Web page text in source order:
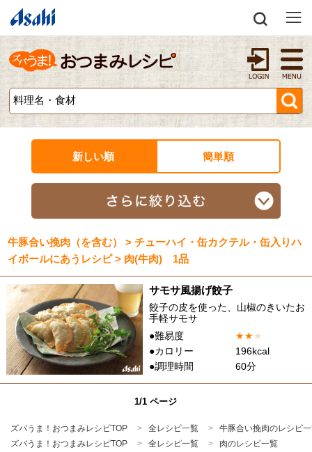
新しい順 簡単順
牛豚合い挽肉（を含む） > チューハイ・缶カクテル・缶入りハ
イボールにあうレシピ > 肉(牛肉) 1品
サモサ風揚げ餃子
餃子の皮を使った、山椒のきいたお
手軽サモサ
●難易度
★★★
●カロリー
196kcal
●調理時間
60分
1/1 ページ
ズバうま！おつまみレシピTOP 全レシピ一覧
牛豚合い挽肉のレシピ
ズバうま！おつまみレシピTOP
全レシピ一覧 肉のレシピ一覧